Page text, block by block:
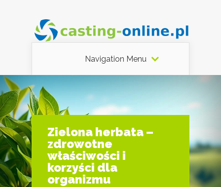
Navigation Menu
Zielona herbata –
zdrowotne
właściwości i
korzyści dla
organizmu